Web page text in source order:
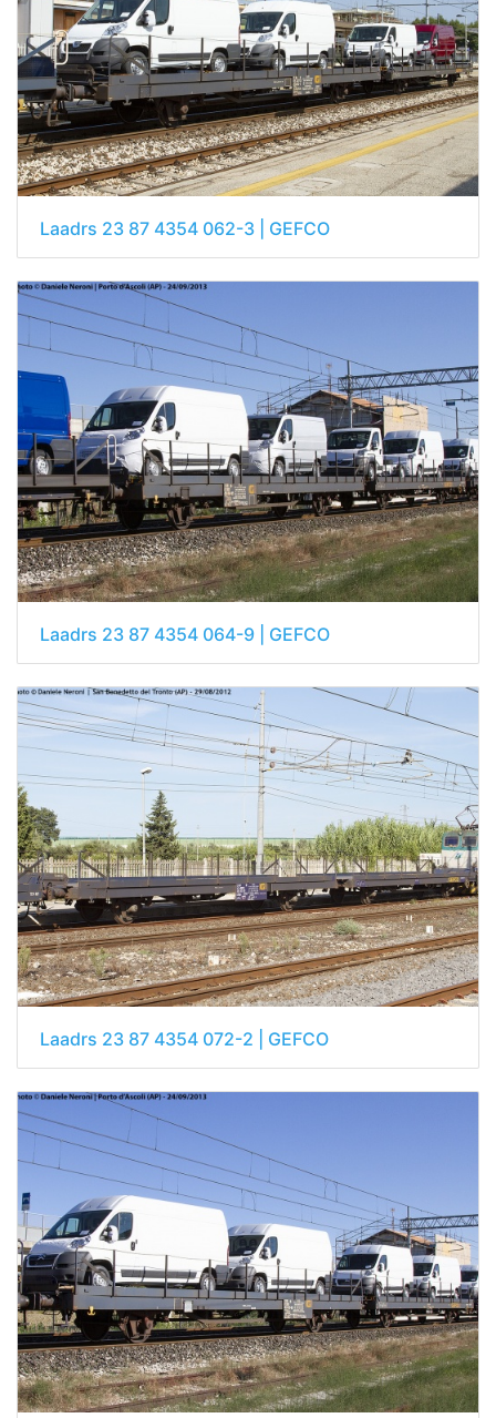
Laadrs 23 87 4354 062-3 | GEFCO
Laadrs 23 87 4354 064-9 | GEFCO
Laadrs 23 87 4354 072-2 | GEFCO